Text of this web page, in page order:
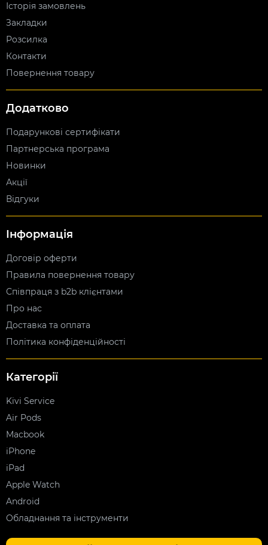
Історія замовлень
Закладки
Розсилка
Контакти
Повернення товару
Додатково
Подарункові сертифікати
Партнерська програма
Новинки
Акції
Відгуки
Інформація
Договір оферти
Правила повернення товару
Співпраця з b2b клієнтами
Про нас
Доставка та оплата
Політика конфіденційності
Категорії
Kivi Service
Air Pods
Macbook
iPhone
iPad
Apple Watch
Android
Обладнання та інструменти